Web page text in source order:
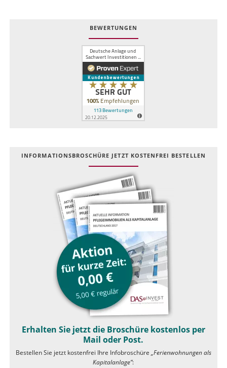
BEWERTUNGEN
INFOR­MATIONS­BROSCHÜRE JETZT KOSTEN­FREI BESTELLEN
Erhalten Sie jetzt die Broschüre kostenlos per
Mail oder Post.
Bestellen Sie jetzt kostenfrei Ihre Infobroschüre „Ferienwohnungen als
Kapitalanlage”: